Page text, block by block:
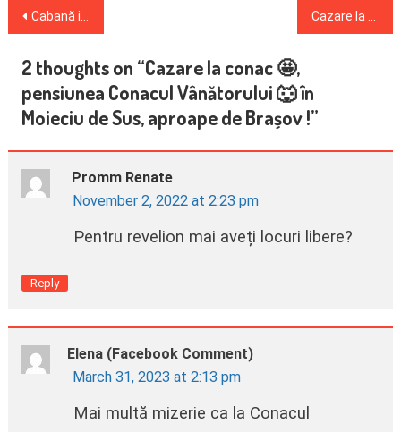
Post
Cabană inedită – Homy family cu șemineu în Bran
2 thoughts on “Cazare la conac 🤩,
pensiunea Conacul Vânătorului 🐺 în
Moieciu de Sus, aproape de Brașov !”
Promm Renate
November 2, 2022 at 2:23 pm
Pentru revelion mai aveți locuri libere?
Reply
Elena (facebook Comment)
March 31, 2023 at 2:13 pm
Mai multă mizerie ca la Conacul